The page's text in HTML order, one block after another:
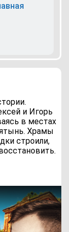
и Игорь
в местах
Храмы
строили,